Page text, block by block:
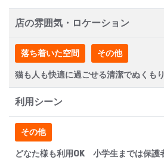
店の雰囲気・ロケーション
落ち着いた空間 その他
猫も人も快適に過ごせる清潔でぬくも
利用シーン
その他
どなた様も利用OK 小学生までは保護